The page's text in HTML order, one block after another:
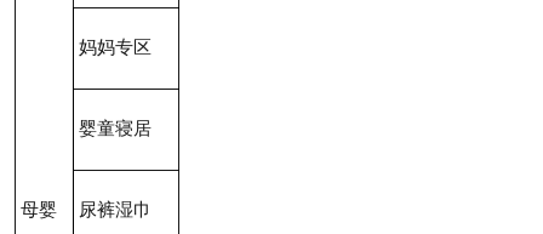
母婴
妈妈专区
婴童寝居
尿裤湿巾